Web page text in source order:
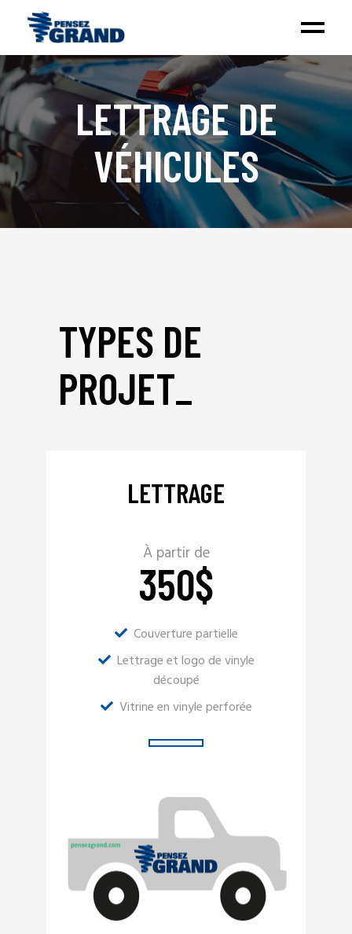
LETTRAGE DE
VÉHICULES
TYPES DE
PROJET_
LETTRAGE
À partir de
350$
Couverture partielle
Lettrage et logo de vinyle
découpé
Vitrine en vinyle perforée